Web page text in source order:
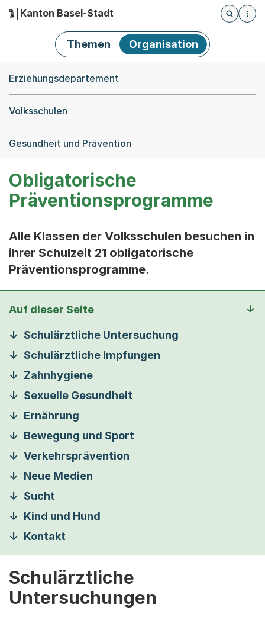
Hauptnavigation
Kanton Basel-Stadt
Öffnet
Themen Organisation
Erziehungsdepartement
Volksschulen
Gesundheit und Prävention
Obligatorische
Präventionsprogramme
Alle Klassen der Volksschulen besuchen in
ihrer Schulzeit 21 obligatorische
Präventionsprogramme.
Auf dieser Seite
Schulärztliche Untersuchung
Schulärztliche Impfungen
Zahnhygiene
Sexuelle Gesundheit
Ernährung
Bewegung und Sport
Verkehrsprävention
Neue Medien
Sucht
Kind und Hund
Kontakt
Schulärztliche
Untersuchungen